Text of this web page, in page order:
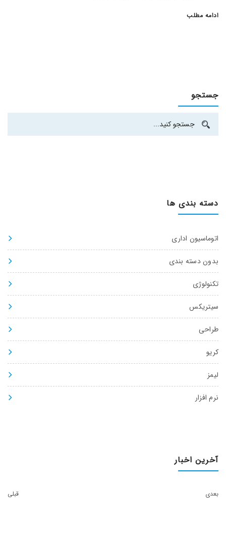
ادامه مطلب
جستجو
دسته بندی ها
اتوماسیون اداری
بدون دسته بندی
تکنولوژی
سیتریکس
طراحی
کریو
لیمز
نرم افزار
آخرین اخبار
قبلی بعدی